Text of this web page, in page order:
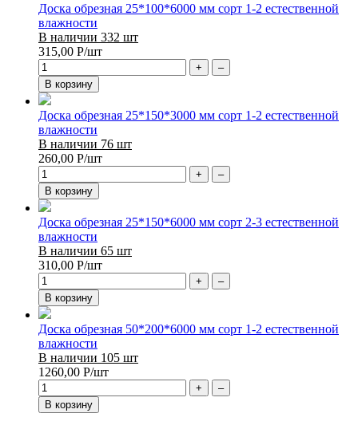
Доска обрезная 25*100*6000 мм сорт 1-2 естественной
влажности
В наличии 332 шт
315,00 Р/шт
+
–
В корзину
Доска обрезная 25*150*3000 мм сорт 1-2 естественной
влажности
В наличии 76 шт
260,00 Р/шт
+
–
В корзину
Доска обрезная 25*150*6000 мм сорт 2-3 естественной
влажности
В наличии 65 шт
310,00 Р/шт
+
–
В корзину
Доска обрезная 50*200*6000 мм сорт 1-2 естественной
влажности
В наличии 105 шт
1260,00 Р/шт
+
–
В корзину